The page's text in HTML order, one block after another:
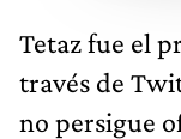
Tetaz fue el
través de
no persigue